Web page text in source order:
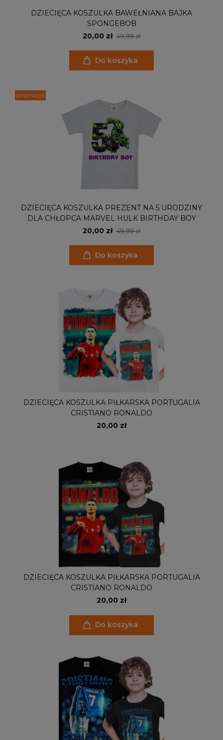
DZIECIĘCA KOSZULKA BAWEŁNIANA BAJKA
SPONGEBOB
20,00 zł 49,99 zł
Do koszyka
DZIECIĘCA KOSZULKA PREZENT NA 5 URODZINY
DLA CHŁOPCA MARVEL HULK BIRTHDAY BOY
20,00 zł 49,99 zł
Do koszyka
promocja
DZIECIĘCA KOSZULKA PIŁKARSKA PORTUGALIA
CRISTIANO RONALDO
20,00 zł
DZIECIĘCA KOSZULKA PIŁKARSKA PORTUGALIA
CRISTIANO RONALDO
20,00 zł
Do koszyka